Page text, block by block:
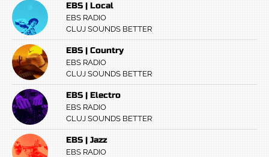
EBS | Local
EBS RADIO
CLUJ SOUNDS BETTER
EBS | Country
EBS RADIO
CLUJ SOUNDS BETTER
EBS | Electro
EBS RADIO
CLUJ SOUNDS BETTER
EBS | Jazz
EBS RADIO